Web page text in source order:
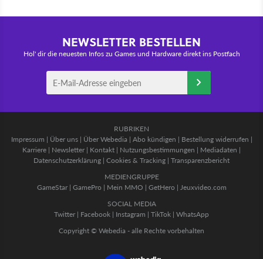
NEWSLETTER BESTELLEN
Hol' dir die neuesten Infos zu Games und Hardware direkt ins Postfach
RUBRIKEN
Impressum | Über uns| Über Webedia | Abo kündigen | Bestellung widerrufen |
Karriere | Newsletter | Kontakt | Nutzungsbestimmungen | Mediadaten |
Datenschutzerklärung | Cookies & Tracking | Transparenzbericht
MEDIENGRUPPE
GameStar| GamePro | Mein MMO | GetHero | Jeuxvideo.com
SOCIAL MEDIA
Twitter | Facebook | Instagram | TikTok | WhatsApp
Copyright © Webedia - alle Rechte vorbehalten